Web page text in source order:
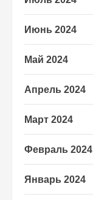
Июнь 2024
Май 2024
Апрель 2024
Март 2024
Февраль 2024
Январь 2024